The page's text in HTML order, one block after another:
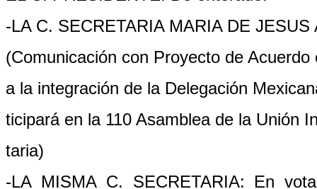
-LA C. SECRETARIA MARIA DE
(Comunicación con Proyecto de Acuerdo
a la integración de la Delegación
ticipará en la 110 Asamblea de la Unión
taria)
-LA MISMA C. SECRETARIA: En